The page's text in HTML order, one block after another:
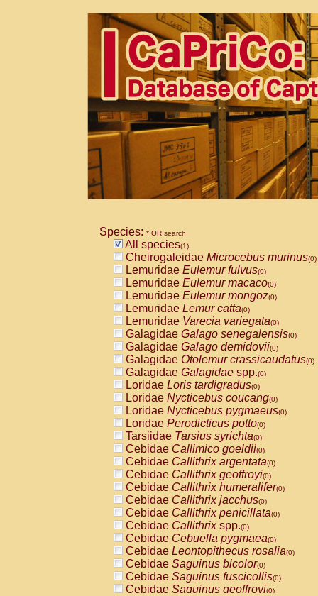
Species: * OR search
All species(1)
Cheirogaleidae Microcebus murinus(0)
Lemuridae Eulemur fulvus(0)
Lemuridae Eulemur macaco(0)
Lemuridae Eulemur mongoz(0)
Lemuridae Lemur catta(0)
Lemuridae Varecia variegata(0)
Galagidae Galago senegalensis(0)
Galagidae Galago demidovii(0)
Galagidae Otolemur crassicaudatus(0)
Galagidae Galagidae spp.(0)
Loridae Loris tardigradus(0)
Loridae Nycticebus coucang(0)
Loridae Nycticebus pygmaeus(0)
Loridae Perodicticus potto(0)
Tarsiidae Tarsius syrichta(0)
Cebidae Callimico goeldii(0)
Cebidae Callithrix argentata(0)
Cebidae Callithrix geoffroyi(0)
Cebidae Callithrix humeralifer(0)
Cebidae Callithrix jacchus(0)
Cebidae Callithrix penicillata(0)
Cebidae Callithrixspp.(0)
Cebidae Cebuella pygmaea(0)
Cebidae Leontopithecus rosalia(0)
Cebidae Saguinus bicolor(0)
Cebidae Saguinus fuscicollis(0)
Cebidae Saguinus geoffroyi(0)